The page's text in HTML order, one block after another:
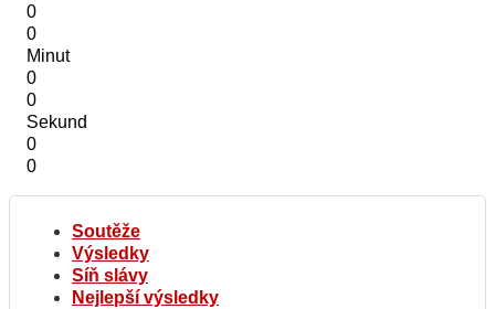
0
0
Minut
0
0
Sekund
0
0
Soutěže
Výsledky
Síň slávy
Nejlepší výsledky